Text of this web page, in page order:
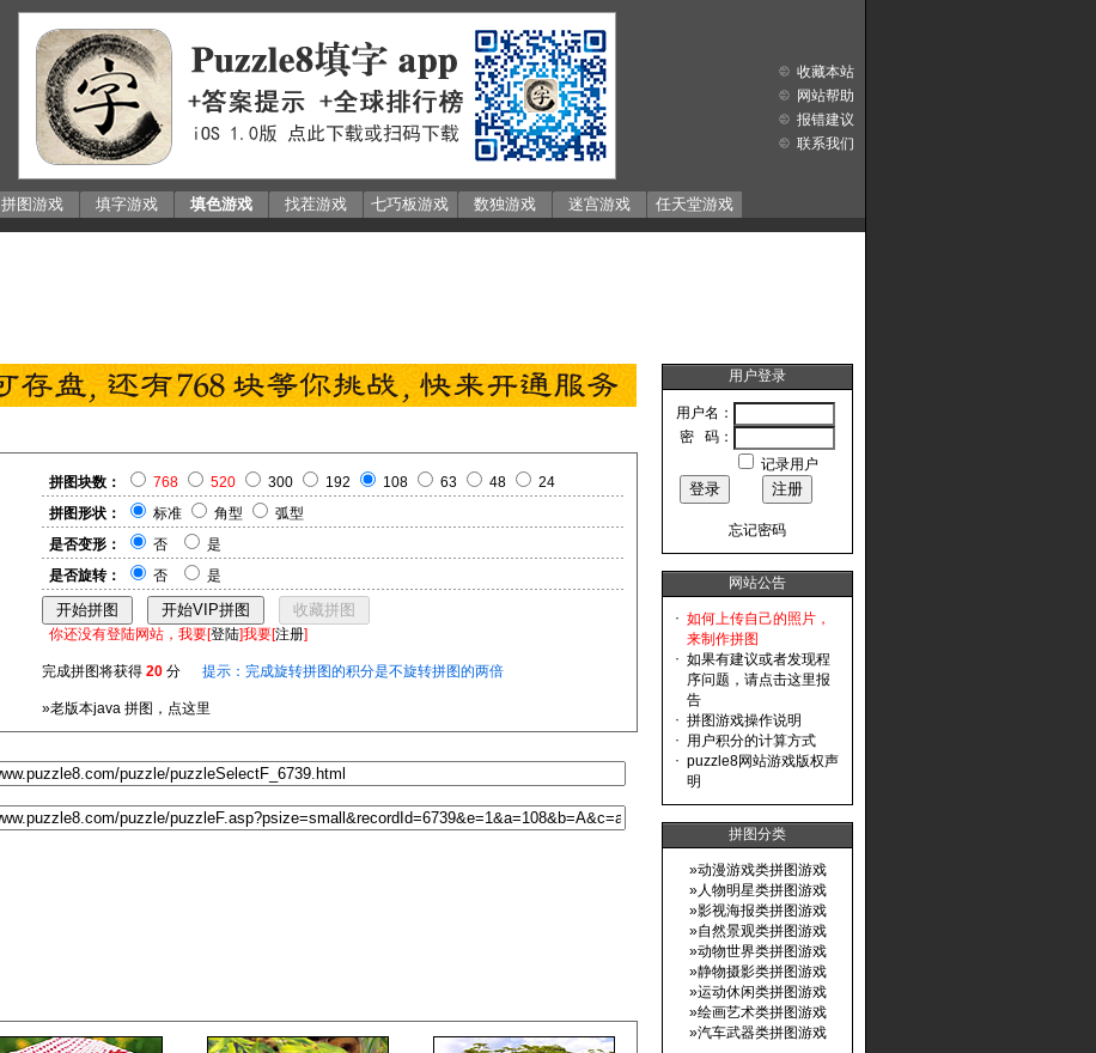
拼图游戏 填字游戏 填色游戏 找茬游戏 七巧板游戏 数独游戏 迷宫游戏 任天堂游戏
收藏本站
网站帮助
报错建议
联系我们
拼图块数： 768 520 300 192 108 63 48
24
拼图形状：
标准 角型
弧型
是否变形：
否
是
是否旋转：
否 是
你还没有登陆网站，我要[登陆]我要[注册]
完成拼图将获得 20 分 提示：完成旋转拼图的积分是不旋转拼图的两倍
»老版本java 拼图，点这里
用户登录
用户名：
密 码：
记录用户
忘记密码
网站公告
· 如何上传自己的照片，
来制作拼图
· 如果有建议或者发现程
序问题，请点击这里报
告
· 拼图游戏操作说明
· 用户积分的计算方式
· puzzle8网站游戏版权声
明
拼图分类
»动漫游戏类拼图游戏
»人物明星类拼图游戏
»影视海报类拼图游戏
»自然景观类拼图游戏
»动物世界类拼图游戏
»静物摄影类拼图游戏
»运动休闲类拼图游戏
»绘画艺术类拼图游戏
»汽车武器类拼图游戏